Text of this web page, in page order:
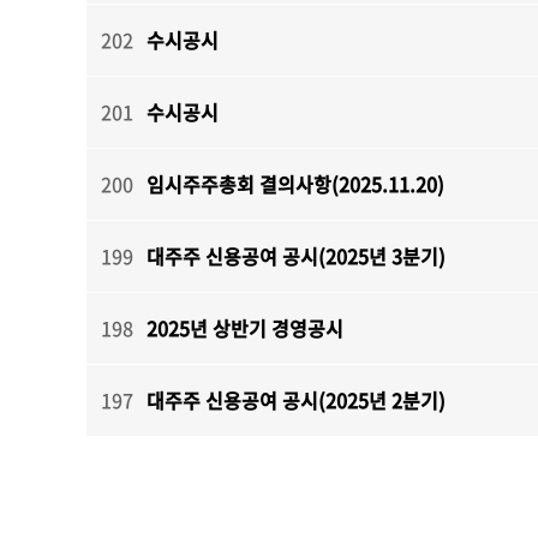
202 수시공시
201 수시공시
200 임시주주총회 결의사항(2025.11.20)
199 대주주 신용공여 공시(2025년 3분기)
198 2025년 상반기 경영공시
197 대주주 신용공여 공시(2025년 2분기)